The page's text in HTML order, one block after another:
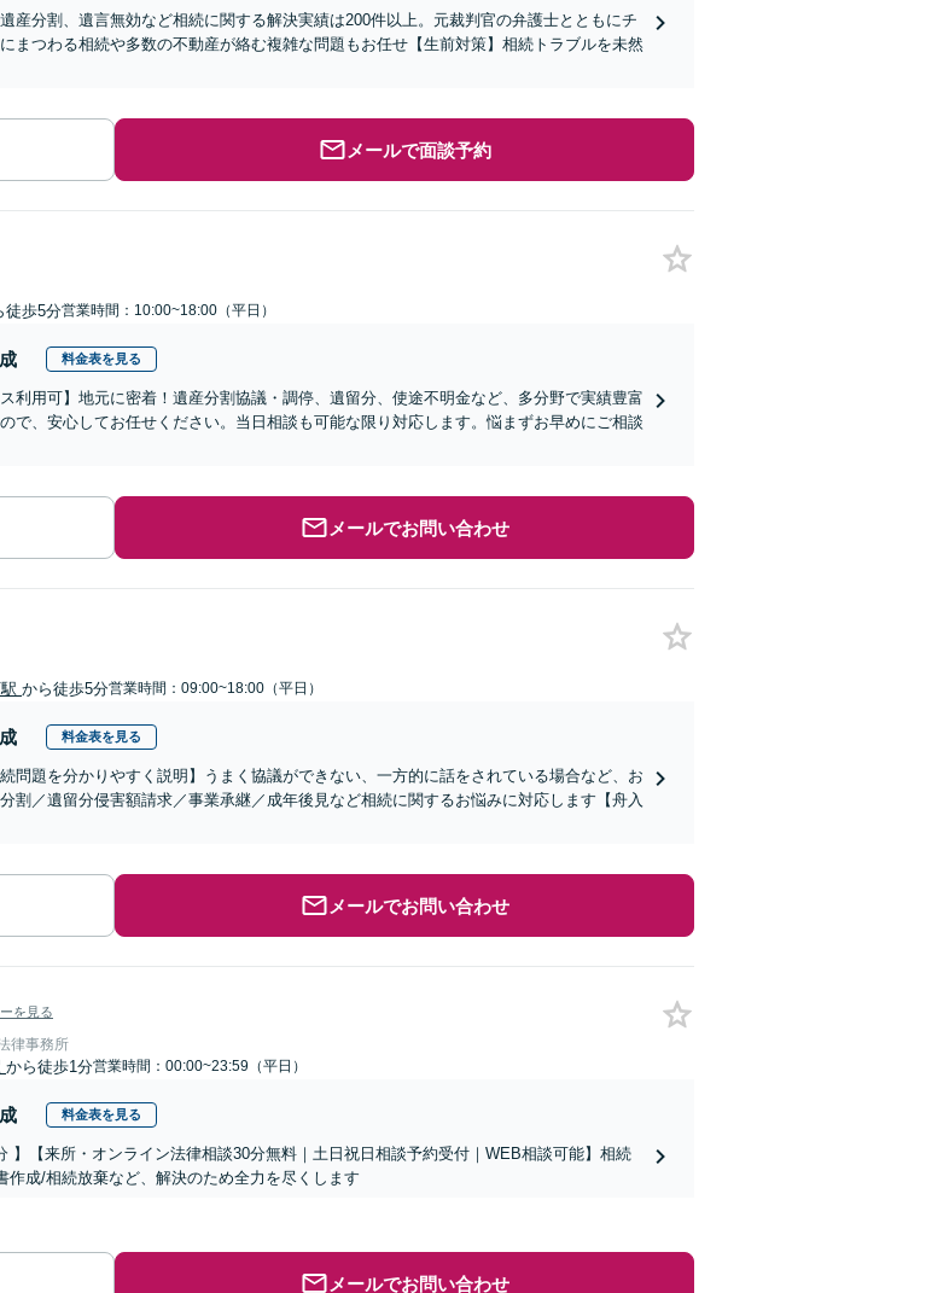
産分割、遺言無効など相続に関する解決実績は200件以上。元裁判官の弁護士とともにチ
まつわる相続や多数の不動産が絡む複雑な問題もお任せ【生前対策】相続トラブルを未然
メールで面談予約
徒歩5分営業時間：10:00~18:00（平日）
料金表を見る
利用可】地元に密着！遺産分割協議・調停、遺留分、使途不明金など、多分野で実績豊富
で、安心してお任せください。当日相談も可能な限り対応します。悩まずお早めにご相談
メールでお問い合わせ
から徒歩5分営業時間：09:00~18:00（平日）
料金表を見る
問題を分かりやすく説明】うまく協議ができない、一方的に話をされている場合など、お
割／遺留分侵害額請求／事業承継／成年後見など相続に関するお悩みに対応します【舟入
メールでお問い合わせ
を見る
律事務所
から徒歩1分営業時間：00:00~23:59（平日）
料金表を見る
】【来所・オンライン法律相談30分無料｜土日祝日相談予約受付｜WEB相談可能】相続
作成/相続放棄など、解決のため全力を尽くします
メールでお問い合わせ